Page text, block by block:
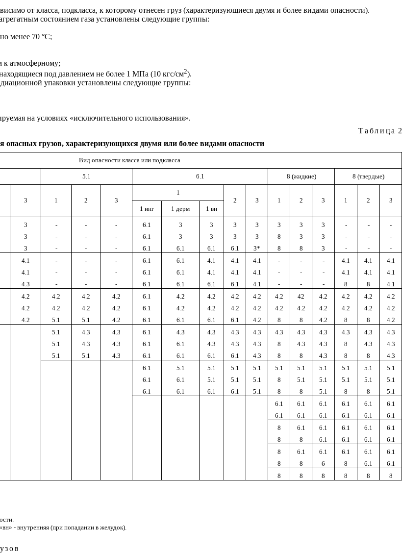
от класса, подкласса, к которому отнесен груз (характеризующиеся двумя и более видами опасности).
состоянием газа установлены следующие группы:
менее 70 °С;
к атмосферному;
под давлением не более 1 МПа (10 кгс/см2).
упаковки установлены следующие группы:
на условиях «исключительного использования».
Таблица 2
опасных грузов, характеризующихся двумя или более видами опасности
Вид опасности класса или подкласса
5.1 6.1 8 (жидкие) 8 (твердые)
3 1 2 3
1
2
3 1 2 3 1 2
3
1 инг
1 дерм 1 вн
3 - - - 6.1 3 3 3 3 3 3 3 - -
-
3 - - - 6.1 3 3 3 3 8 3 3 - -
-
3 - - - 6.1 6.1 6.1 6.1 3* 8 8 3 - -
-
4.1 - - - 6.1 6.1 4.1 4.1 4.1 - - - 4.1 4.1
4.1
4.1 - - - 6.1 6.1 4.1 4.1 4.1 - - - 4.1 4.1
4.1
4.3 - - - 6.1 6.1 6.1 6.1 4.1 - - - 8 8
4.1
4.2 4.2 4.2 4.2 6.1 4.2 4.2 4.2 4.2 4.2 42 4.2 4.2 4.2
4.2
4.2 4.2 4.2 4.2 6.1 4.2 4.2 4.2 4.2 4.2 4.2 4.2 4.2 4.2
4.2
4.2 5.1 5.1 4.2 6.1 6.1 6.1 6.1 4.2 8 8 4.2 8 8
4.2
5.1 4.3 4.3 6.1 4.3 4.3 4.3 4.3 4.3 4.3 4.3 4.3 4.3
4.3
5.1 4.3 4.3 6.1 6.1 4.3 4.3 4.3 8 4.3 4.3 8 4.3
4.3
5.1 5.1 4.3 6.1 6.1 6.1 6.1 4.3 8 8 4.3 8 8
4.3
6.1 5.1 5.1 5.1 5.1 5.1 5.1 5.1 5.1 5.1
5.1
6.1 6.1 5.1 5.1 5.1 8 5.1 5.1 5.1 5.1
5.1
6.1 6.1 6.1 6.1 5.1 8 8 5.1 8 8
5.1
6.1 6.1 6.1 6.1 6.1
6.1
6.1 6.1 6.1 6.1 6.1
6.1
8 6.1 6.1 6.1 6.1
6.1
8 8 6.1 6.1 6.1
6.1
8 6.1 6.1 6.1 6.1
6.1
8 8 6 8 6.1
6.1
8 8 8 8 8
8
- внутренняя (при попадании в желудок).